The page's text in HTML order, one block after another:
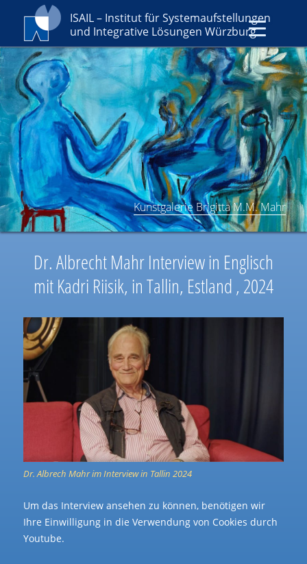
ISAIL – Institut für Systemaufstellungen
und Integrative Lösungen Würzburg
Kunstgalerie Brigitta M.M. Mahr
Dr. Albrecht Mahr Interview in Englisch
mit Kadri Riisik, in Tallin, Estland , 2024
Dr. Albrech Mahr im Interview in Tallin 2024
Um das Interview ansehen zu können, benötigen wir
Ihre Einwilligung in die Verwendung von Cookies durch
Youtube.